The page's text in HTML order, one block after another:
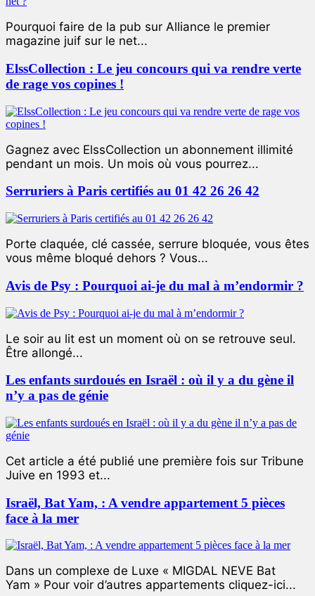
Pourquoi faire de la pub sur Alliance le premier
magazine juif sur le net...
ElssCollection : Le jeu concours qui va rendre verte
de rage vos copines !
Gagnez avec ElssCollection un abonnement illimité
pendant un mois. Un mois où vous pourrez...
Serruriers à Paris certifiés au 01 42 26 26 42
Porte claquée, clé cassée, serrure bloquée, vous êtes
vous même bloqué dehors ? Vous...
Avis de Psy : Pourquoi ai-je du mal à m’endormir ?
Le soir au lit est un moment où on se retrouve seul.
Être allongé...
Les enfants surdoués en Israël : où il y a du gène il
n’y a pas de génie
Cet article a été publié une première fois sur Tribune
Juive en 1993 et...
Israël, Bat Yam, : A vendre appartement 5 pièces
face à la mer
Dans un complexe de Luxe « MIGDAL NEVE Bat
Yam » Pour voir d’autres appartements cliquez-ici...